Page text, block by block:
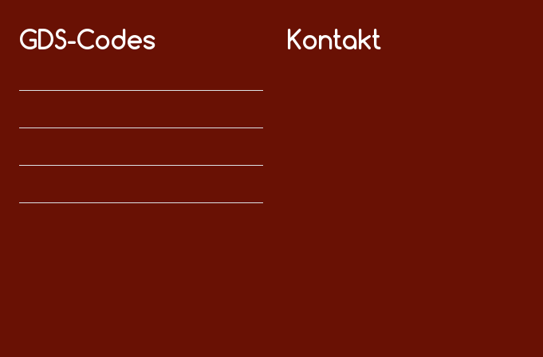
GDS-Codes Kontakt